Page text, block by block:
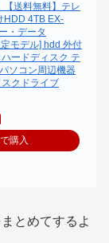
【送料無料】テレ
HDD 4TB EX-
・データ
モデル] hdd 外付
ードディスク テ
ソコン周辺機器
クドライブ
購入
とめてするよ